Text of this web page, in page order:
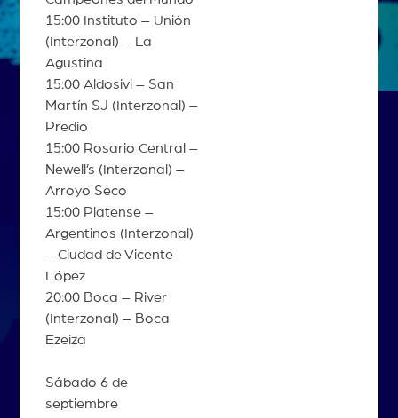
15:00 Instituto – Unión
(Interzonal) – La
Agustina
15:00 Aldosivi – San
Martín SJ (Interzonal) –
Predio
15:00 Rosario Central –
Newell’s (Interzonal) –
Arroyo Seco
15:00 Platense –
Argentinos (Interzonal)
– Ciudad de Vicente
López
20:00 Boca – River
(Interzonal) – Boca
Ezeiza
Sábado 6 de
septiembre